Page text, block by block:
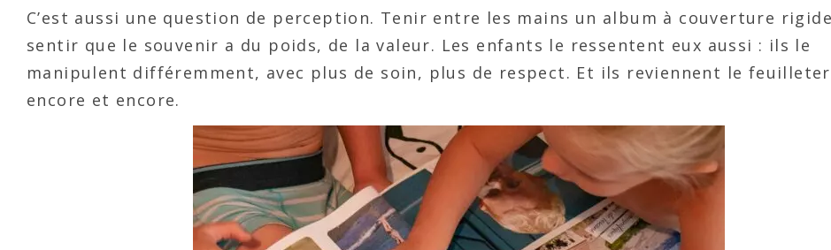
C’est aussi une question de perception. Tenir entre les mains un album à couverture
sentir que le souvenir a du poids, de la valeur. Les enfants le ressentent eux aussi : ils le
manipulent différemment, avec plus de soin, plus de respect. Et ils reviennent le
encore et encore.